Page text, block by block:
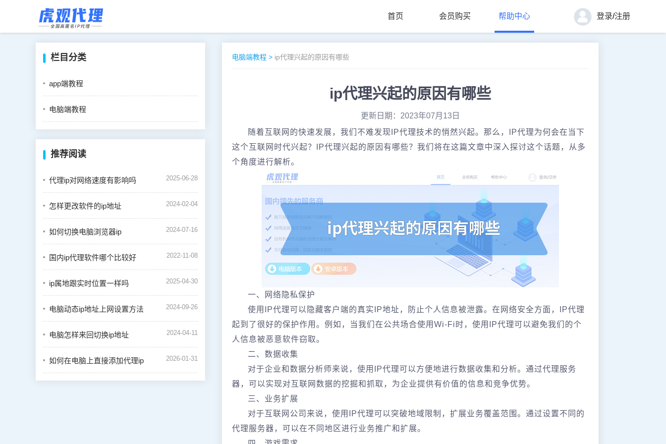
首页 会员购买 帮助中心 登录/注册
栏目分类
app端教程
电脑端教程
推荐阅读
代理ip对网络速度有影响吗 2025-06-28
怎样更改软件的ip地址 2024-02-04
如何切换电脑浏览器ip 2024-07-16
国内ip代理软件哪个比较好 2022-11-08
ip属地跟实时位置一样吗 2025-04-30
电脑动态ip地址上网设置方法 2024-09-26
电脑怎样来回切换ip地址 2024-04-11
如何在电脑上直接添加代理ip 2026-01-31
电脑端教程 > ip代理兴起的原因有哪些
ip代理兴起的原因有哪些
更新日期：2023年07月13日
随着互联网的快速发展，我们不难发现IP代理技术的悄然兴起。那么，IP代理为何会在当下
这个互联网时代兴起？IP代理兴起的原因有哪些？我们将在这篇文章中深入探讨这个话题，从多
个角度进行解析。
一、网络隐私保护
使用IP代理可以隐藏客户端的真实IP地址，防止个人信息被泄露。在网络安全方面，IP代理
起到了很好的保护作用。例如，当我们在公共场合使用Wi-Fi时，使用IP代理可以避免我们的个
人信息被恶意软件窃取。
二、数据收集
对于企业和数据分析师来说，使用IP代理可以方便地进行数据收集和分析。通过代理服务
器，可以实现对互联网数据的挖掘和抓取，为企业提供有价值的信息和竞争优势。
三、业务扩展
对于互联网公司来说，使用IP代理可以突破地域限制，扩展业务覆盖范围。通过设置不同的
代理服务器，可以在不同地区进行业务推广和扩展。